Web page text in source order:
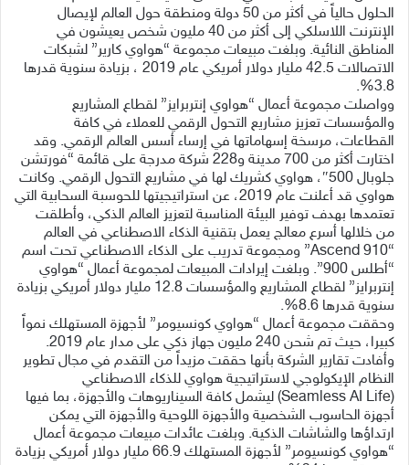
الحلول حالياً في أكثر من 50 دولة ومنطقة حول العالم لإيصال
الإنترنت اللاسلكي إلى أكثر من 40 مليون شخص يعيشون في
المناطق النائية. وبلغت مبيعات مجموعة “هواوي كارير” لشبكات
الاتصالات 42.5 مليار دولار أمريكي عام 2019 ، بزيادة سنوية قدرها
3.8%.
وواصلت مجموعة أعمال “هواوي إنتربرايز” لقطاع المشاريع
والمؤسسات تعزيز مشاريع التحول الرقمي للعملاء في كافة
القطاعات، مرسخة إسهاماتها في إرساء أسس العالم الرقمي. وقد
اختارت أكثر من 700 مدينة و228 شركة مدرجة على قائمة “فورتشن
جلوبال 500″، هواوي كشريك لها في مشاريع التحول الرقمي. وكانت
هواوي قد أعلنت عام 2019، عن استراتيجيتها للحوسبة السحابية التي
تعتمدها بهدف توفير البيئة المناسبة لتعزيز العالم الذكي، وأطلقت
من خلالها أسرع معالج يعمل بتقنية الذكاء الاصطناعي في العالم
“Ascend 910” ومجموعة تدريب على الذكاء الاصطناعي تحت اسم
“أطلس 900”. وبلغت إيرادات المبيعات لمجموعة أعمال “هواوي
إنتربرايز” لقطاع المشاريع والمؤسسات 12.8 مليار دولار أمريكي بزيادة
سنوية قدرها 8.6%.
وحققت مجموعة أعمال “هواوي كونسيومر” لأجهزة المستهلك نمواً
كبيرا، حيث تم شحن 240 مليون جهاز ذكي على مدار عام 2019.
وأفادت تقارير الشركة بأنها حققت مزيداً من التقدم في مجال تطوير
النظام الإيكولوجي لاستراتيجية هواوي للذكاء الاصطناعي
(Seamless AI Life) ليشمل كافة السيناريوهات والأجهزة، بما فيها
أجهزة الحاسوب الشخصية والأجهزة اللوحية والأجهزة التي يمكن
ارتداؤها والشاشات الذكية. وبلغت عائدات مبيعات مجموعة أعمال
“هواوي كونسيومر” لأجهزة المستهلك 66.9 مليار دولار أمريكي بزيادة